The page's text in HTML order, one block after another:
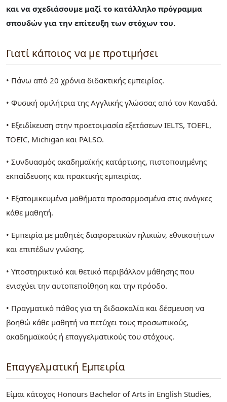
και να σχεδιάσουμε μαζί το κατάλληλο πρόγραμμα
σπουδών για την επίτευξη των στόχων του.
Γιατί κάποιος να με προτιμήσει
• Πάνω από 20 χρόνια διδακτικής εμπειρίας.
• Φυσική ομιλήτρια της Αγγλικής γλώσσας από τον Καναδά.
• Εξειδίκευση στην προετοιμασία εξετάσεων IELTS, TOEFL,
TOEIC, Michigan και PALSO.
• Συνδυασμός ακαδημαϊκής κατάρτισης, πιστοποιημένης
εκπαίδευσης και πρακτικής εμπειρίας.
• Εξατομικευμένα μαθήματα προσαρμοσμένα στις ανάγκες
κάθε μαθητή.
• Εμπειρία με μαθητές διαφορετικών ηλικιών, εθνικοτήτων
και επιπέδων γνώσης.
• Υποστηρικτικό και θετικό περιβάλλον μάθησης που
ενισχύει την αυτοπεποίθηση και την πρόοδο.
• Πραγματικό πάθος για τη διδασκαλία και δέσμευση να
βοηθώ κάθε μαθητή να πετύχει τους προσωπικούς,
ακαδημαϊκούς ή επαγγελματικούς του στόχους.
Επαγγελματική Εμπειρία
Είμαι κάτοχος Honours Bachelor of Arts in English Studies,